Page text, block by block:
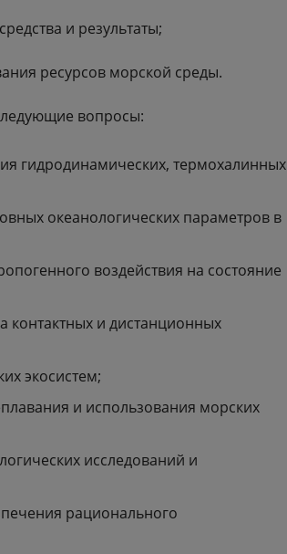
и результаты;
ресурсов морской среды.
вопросы:
гидродинамических, термохалинных
океанологических параметров в
воздействия на состояние
контактных и дистанционных
экосистем;
и использования морских
исследований и
рационального